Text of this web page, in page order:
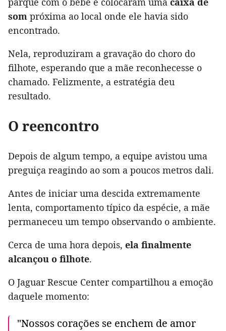
som próxima ao local onde ele havia sido
encontrado.
Nela, reproduziram a gravação do choro do
filhote, esperando que a mãe reconhecesse o
chamado. Felizmente, a estratégia deu
resultado.
O reencontro
Depois de algum tempo, a equipe avistou uma
preguiça reagindo ao som a poucos metros dali.
Antes de iniciar uma descida extremamente
lenta, comportamento típico da espécie, a mãe
permaneceu um tempo observando o ambiente.
Cerca de uma hora depois, ela finalmente
alcançou o filhote.
O Jaguar Rescue Center compartilhou a emoção
daquele momento:
"Nossos corações se enchem de amor